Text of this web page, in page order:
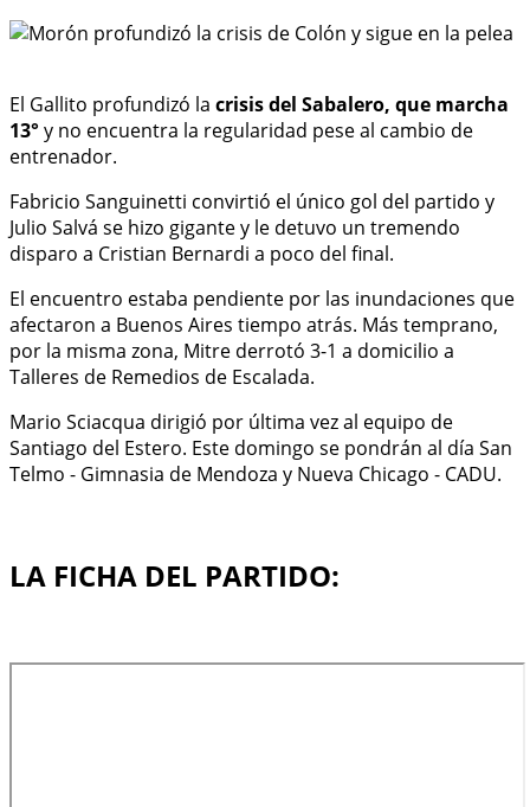
El Gallito profundizó la crisis del Sabalero, que marcha
13° y no encuentra la regularidad pese al cambio de
entrenador.
Fabricio Sanguinetti convirtió el único gol del partido y
Julio Salvá se hizo gigante y le detuvo un tremendo
disparo a Cristian Bernardi a poco del final.
El encuentro estaba pendiente por las inundaciones que
afectaron a Buenos Aires tiempo atrás. Más temprano,
por la misma zona, Mitre derrotó 3-1 a domicilio a
Talleres de Remedios de Escalada.
Mario Sciacqua dirigió por última vez al equipo de
Santiago del Estero. Este domingo se pondrán al día San
Telmo - Gimnasia de Mendoza y Nueva Chicago - CADU.
LA FICHA DEL PARTIDO: